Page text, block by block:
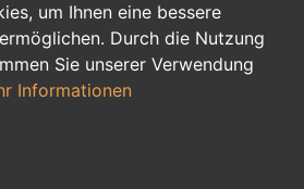
um Ihnen eine bessere
Durch die Nutzung
Sie unserer Verwendung
Informationen
Assistenz, Sekretariat
und Nebenjobs
duale Ausbildung